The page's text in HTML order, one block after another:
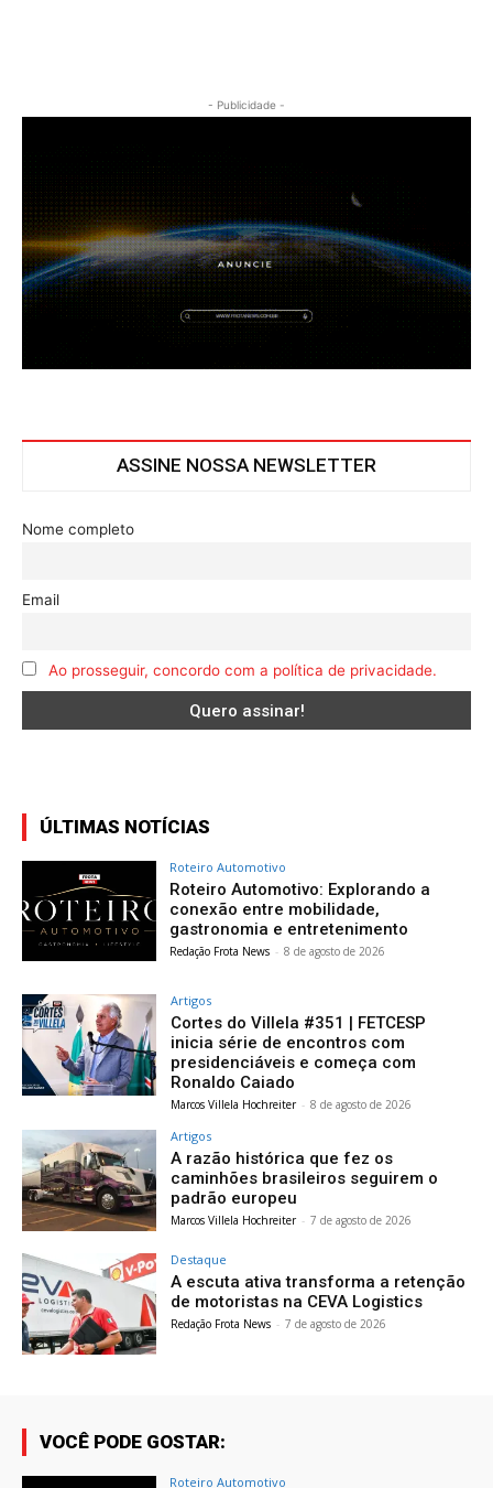
- Publicidade -
ASSINE NOSSA NEWSLETTER
Nome completo
Email
Ao prosseguir, concordo com a política de privacidade.
ÚLTIMAS NOTÍCIAS
Roteiro Automotivo
Roteiro Automotivo: Explorando a
conexão entre mobilidade,
gastronomia e entretenimento
Redação Frota News - 8 de agosto de 2026
Artigos
Cortes do Villela #351 | FETCESP
inicia série de encontros com
presidenciáveis e começa com
Ronaldo Caiado
Marcos Villela Hochreiter - 8 de agosto de 2026
Artigos
A razão histórica que fez os
caminhões brasileiros seguirem o
padrão europeu
Marcos Villela Hochreiter - 7 de agosto de 2026
Destaque
A escuta ativa transforma a retenção
de motoristas na CEVA Logistics
Redação Frota News - 7 de agosto de 2026
VOCÊ PODE GOSTAR:
Roteiro Automotivo